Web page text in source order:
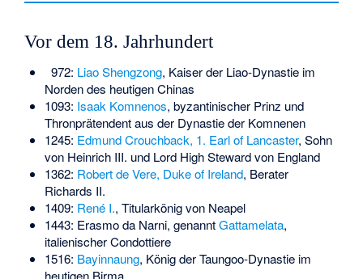
Vor dem 18. Jahrhundert
972: Liao Shengzong, Kaiser der Liao-Dynastie im
Norden des heutigen Chinas
1093: Isaak Komnenos, byzantinischer Prinz und
Thronprätendent aus der Dynastie der Komnenen
1245: Edmund Crouchback, 1. Earl of Lancaster, Sohn
von Heinrich III. und Lord High Steward von England
1362: Robert de Vere, Duke of Ireland, Berater
Richards II.
1409: René I., Titularkönig von Neapel
1443: Erasmo da Narni, genanntGattamelata,
italienischer Condottiere
1516: Bayinnaung, König der Taungoo-Dynastie im
heutigen Birma